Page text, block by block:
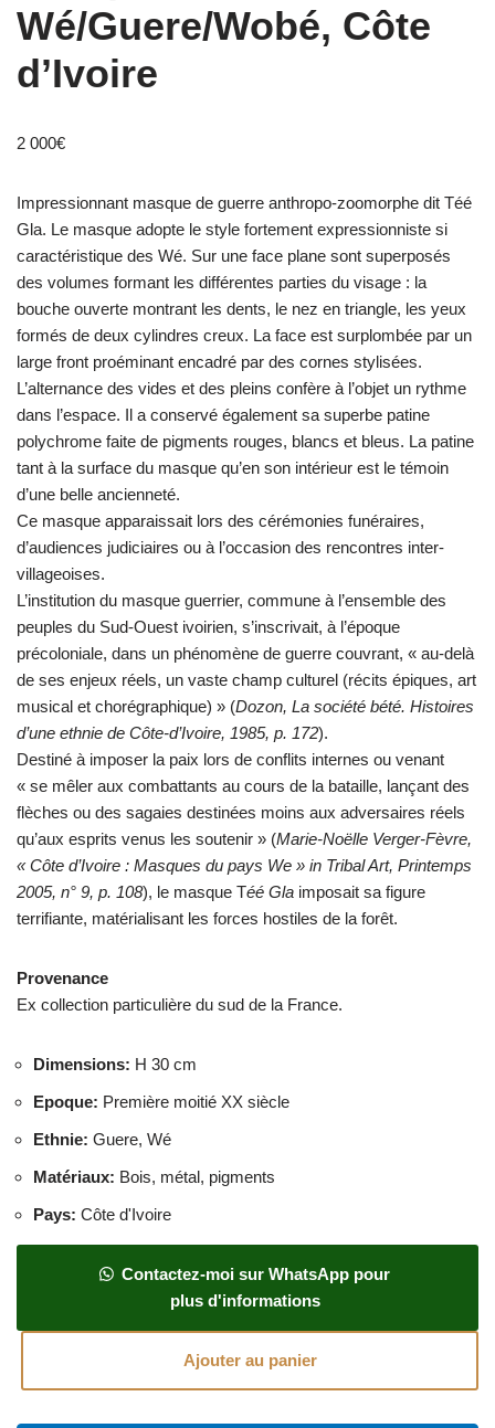
Wé/Guere/Wobé, Côte
d’Ivoire
2 000€
Impressionnant masque de guerre anthropo-zoomorphe dit Téé
Gla. Le masque adopte le style fortement expressionniste si
caractéristique des Wé. Sur une face plane sont superposés
des volumes formant les différentes parties du visage : la
bouche ouverte montrant les dents, le nez en triangle, les yeux
formés de deux cylindres creux. La face est surplombée par un
large front proéminant encadré par des cornes stylisées.
L’alternance des vides et des pleins confère à l’objet un rythme
dans l’espace. Il a conservé également sa superbe patine
polychrome faite de pigments rouges, blancs et bleus. La patine
tant à la surface du masque qu’en son intérieur est le témoin
d’une belle ancienneté.
Ce masque apparaissait lors des cérémonies funéraires,
d’audiences judiciaires ou à l’occasion des rencontres inter-
villageoises.
L’institution du masque guerrier, commune à l’ensemble des
peuples du Sud-Ouest ivoirien, s’inscrivait, à l’époque
précoloniale, dans un phénomène de guerre couvrant, « au-delà
de ses enjeux réels, un vaste champ culturel (récits épiques, art
musical et chorégraphique) » (Dozon, La société bété. Histoires
d’une ethnie de Côte-d’Ivoire, 1985, p. 172).
Destiné à imposer la paix lors de conflits internes ou venant
« se mêler aux combattants au cours de la bataille, lançant des
flèches ou des sagaies destinées moins aux adversaires réels
qu’aux esprits venus les soutenir » (Marie-Noëlle Verger-Fèvre,
« Côte d’Ivoire : Masques du pays We » in Tribal Art, Printemps
2005, n° 9, p. 108), le masque Téé Gla imposait sa figure
terrifiante, matérialisant les forces hostiles de la forêt.
Provenance
Ex collection particulière du sud de la France.
Dimensions: H 30 cm
Epoque: Première moitié XX siècle
Ethnie: Guere, Wé
Matériaux: Bois, métal, pigments
Pays: Côte d'Ivoire
Contactez-moi sur WhatsApp pour
plus d'informations
Ajouter au panier